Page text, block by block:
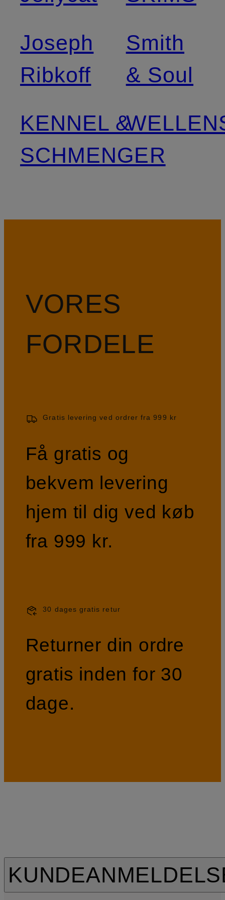
Joseph
Ribkoff
KENNEL &
SCHMENGER
Smith
& Soul
VORES
FORDELE
Gratis levering ved ordrer fra 999 kr
Få gratis og
bekvem levering
hjem til dig ved køb
fra 999 kr.
30 dages gratis retur
Returner din ordre
gratis inden for 30
dage.